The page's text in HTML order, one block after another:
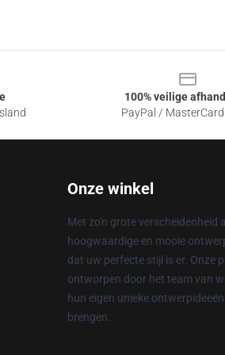
100% veilige
PayPal /
Onze winkel
Met zo'n grote verscheidenheid
hoogwaardige en mooie
dat uw perfecte stijl is er. Onze
ontworpen door het team van
hun eigen unieke
brengen.